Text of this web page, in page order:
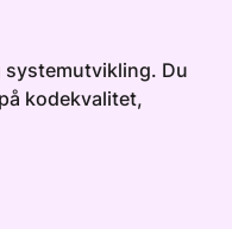
Du
kodekvalitet,